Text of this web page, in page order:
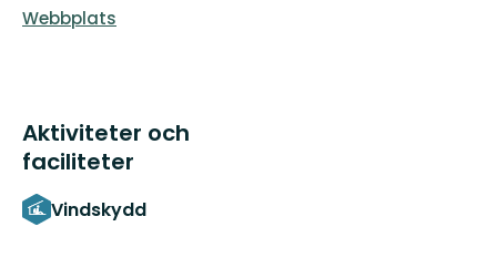
Webbplats
Aktiviteter och
faciliteter
Vindskydd